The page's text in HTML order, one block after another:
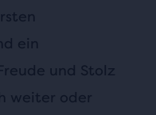
ein
und Stolz
weiter oder